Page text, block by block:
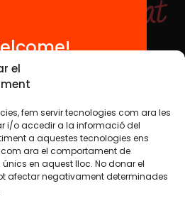
el
fem servir tecnologies com ara les
i/o accedir a la informació del
a aquestes tecnologies ens
ara el comportament de
en aquest lloc. No donar el
afectar negativament determinades
IN